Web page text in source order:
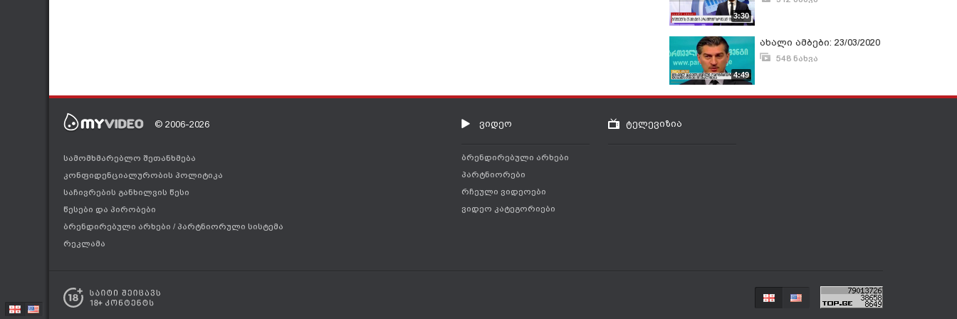
3:30
4:49
ახალი ამბები: 23/03/2020
548 ნახვა
© 2006-2026
სამომხმარებლო შეთანხმება
კონფიდენციალურობის პოლიტიკა
საჩივრების განხილვის წესი
წესები და პირობები
ბრენდირებული არხები / პარტნიორული სისტემა
რეკლამა
ვიდეო
ბრენდირებული არხები
პარტნიორები
რჩეული ვიდეოები
ვიდეო კატეგორიები
ტელევიზია